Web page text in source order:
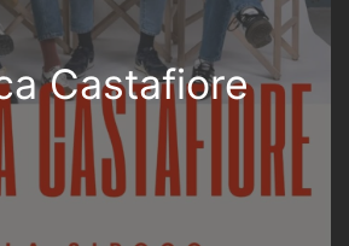
Castafiore